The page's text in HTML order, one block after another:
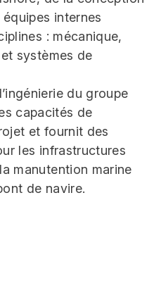
internes
: mécanique,
systèmes de
du groupe
capacités de
et fournit des
les infrastructures
manutention marine
de navire.